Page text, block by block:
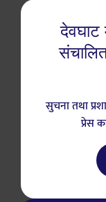
देवघाट
सुचना तथा
प्रेस